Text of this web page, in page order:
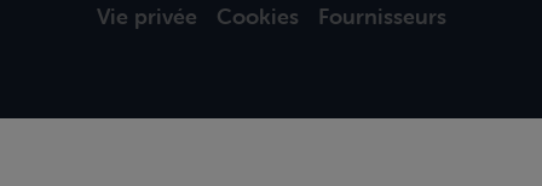
Vie privée
Cookies Fournisseurs